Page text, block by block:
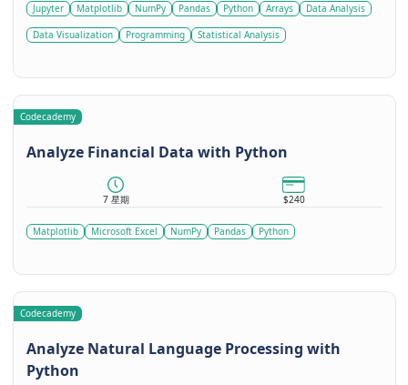
Jupyter Matplotlib NumPy Pandas Python Arrays Data Analysis
Data Visualization Programming Statistical Analysis
Codecademy
Analyze Financial Data with Python
7 星期 $240
Matplotlib Microsoft Excel NumPy Pandas Python
Codecademy
Analyze Natural Language Processing with
Python